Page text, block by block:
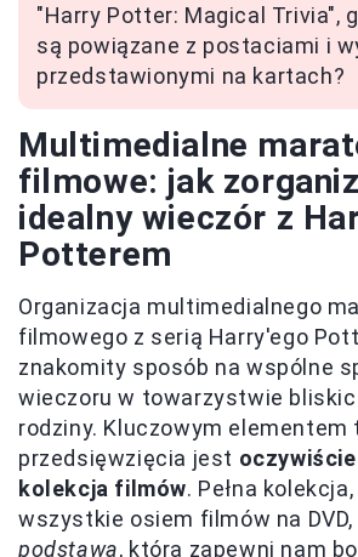
"Harry Potter: Magical Trivia",
są powiązane z postaciami i
przedstawionymi na kartach?
Multimedialne
filmowe: jak
idealny wieczór z
Potterem
Organizacja multimedialnego
filmowego z serią Harry'ego
znakomity sposób na wspólne
wieczoru w towarzystwie
rodziny. Kluczowym elementem
przedsięwzięcia jest
kolekcja filmów. Pełna
wszystkie osiem filmów na
podstawa, która zapewni nam